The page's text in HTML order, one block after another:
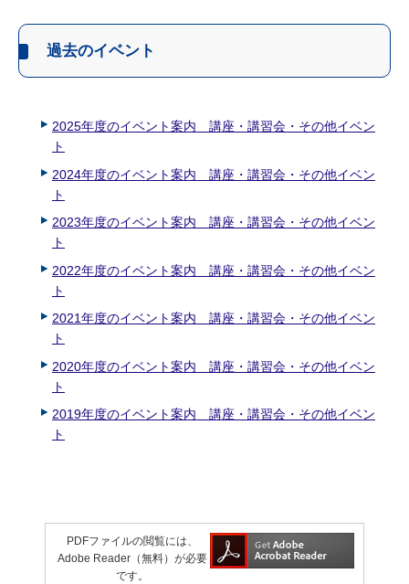
過去のイベント
2025年度のイベント案内 講座・講習会・その他イベン
ト
2024年度のイベント案内 講座・講習会・その他イベン
ト
2023年度のイベント案内 講座・講習会・その他イベン
ト
2022年度のイベント案内 講座・講習会・その他イベン
ト
2021年度のイベント案内 講座・講習会・その他イベン
ト
2020年度のイベント案内 講座・講習会・その他イベン
ト
2019年度のイベント案内 講座・講習会・その他イベン
ト
PDFファイルの閲覧には、
Adobe Reader（無料）が必要
です。